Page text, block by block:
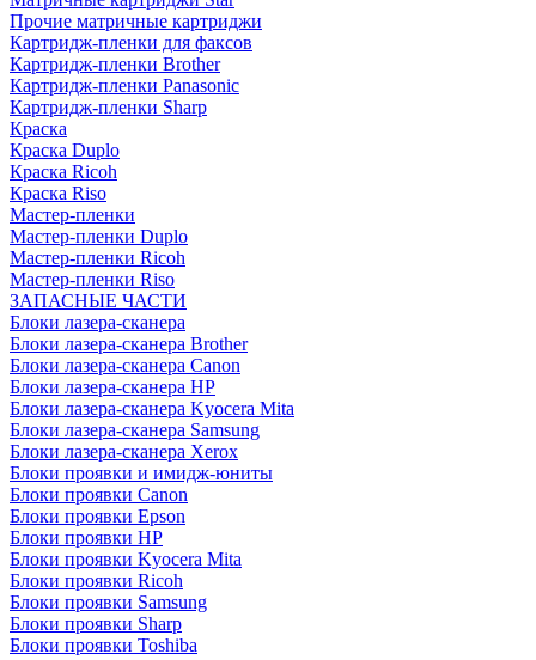
Прочие матричные картриджи
Картридж-пленки для факсов
Картридж-пленки Brother
Картридж-пленки Panasonic
Картридж-пленки Sharp
Краска
Краска Duplo
Краска Ricoh
Краска Riso
Мастер-пленки
Мастер-пленки Duplo
Мастер-пленки Ricoh
Мастер-пленки Riso
ЗАПАСНЫЕ ЧАСТИ
Блоки лазера-сканера
Блоки лазера-сканера Brother
Блоки лазера-сканера Canon
Блоки лазера-сканера HP
Блоки лазера-сканера Kyocera Mita
Блоки лазера-сканера Samsung
Блоки лазера-сканера Xerox
Блоки проявки и имидж-юниты
Блоки проявки Canon
Блоки проявки Epson
Блоки проявки HP
Блоки проявки Kyocera Mita
Блоки проявки Ricoh
Блоки проявки Samsung
Блоки проявки Sharp
Блоки проявки Toshiba